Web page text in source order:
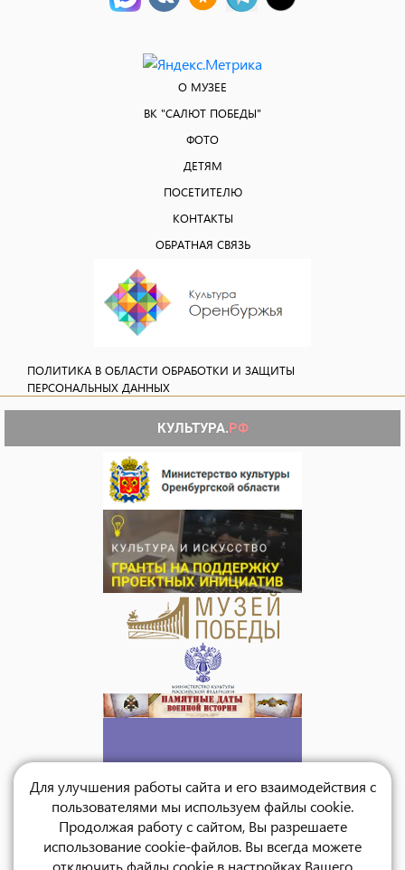
Для улучшения работы сайта и его взаимодействия с
пользователями мы используем файлы cookie.
Продолжая работу с сайтом, Вы разрешаете
использование cookie-файлов. Вы всегда можете
отключить файлы cookie в настройках Вашего
О МУЗЕЕ
ВК "САЛЮТ ПОБЕДЫ"
ФОТО
ДЕТЯМ
ПОСЕТИТЕЛЮ
КОНТАКТЫ
ОБРАТНАЯ СВЯЗЬ
ПОЛИТИКА В ОБЛАСТИ ОБРАБОТКИ И ЗАЩИТЫ
ПЕРСОНАЛЬНЫХ ДАННЫХ